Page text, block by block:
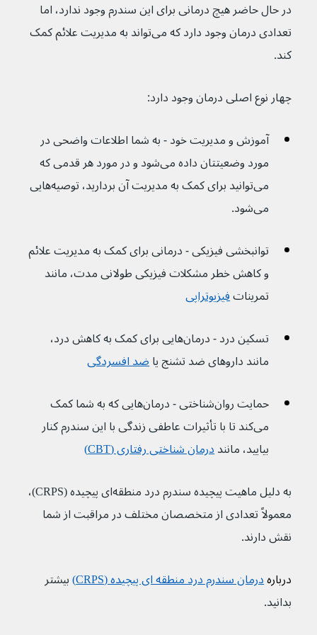
در حال حاضر هیچ درمانی برای این سندرم وجود ندارد، اما
تعدادی درمان وجود دارد که می‌تواند به مدیریت علائم کمک
کند.
چهار نوع اصلی درمان وجود دارد:
آموزش و مدیریت خود - به شما اطلاعات واضحی در
مورد وضعیتتان داده می‌شود و در مورد هر قدمی که
می‌توانید برای کمک به مدیریت آن بردارید، توصیه‌هایی
می‌شود.
توانبخشی فیزیکی - درمانی برای کمک به مدیریت علائم
و کاهش خطر مشکلات فیزیکی طولانی مدت، مانند
تمرینات فیزیوتراپی
تسکین درد - درمان‌هایی برای کمک به کاهش درد،
مانند داروهای ضد تشنج یا ضد افسردگی
حمایت روان‌شناختی - درمان‌هایی که به شما کمک
می‌کند تا با تأثیرات عاطفی زندگی با این سندرم کنار
بیایید، مانند درمان شناختی رفتاری (CBT)
به دلیل ماهیت پیچیده سندرم درد منطقه‌ای پیچیده (CRPS)،
معمولاً تعدادی از متخصصان مختلف در مراقبت از شما
نقش دارند.
درباره درمان سندرم درد منطقه ای پیچیده (CRPS)
بیشتر
بدانید.